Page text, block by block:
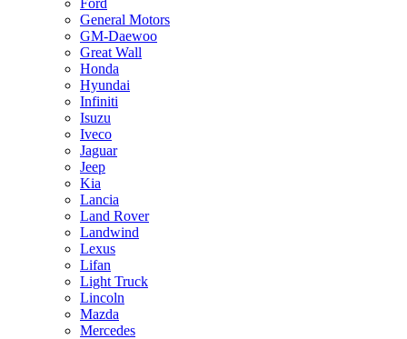
General Motors
GM-Daewoo
Great Wall
Honda
Hyundai
Infiniti
Isuzu
Iveco
Jaguar
Jeep
Kia
Lancia
Land Rover
Landwind
Lexus
Lifan
Light Truck
Lincoln
Mazda
Mercedes